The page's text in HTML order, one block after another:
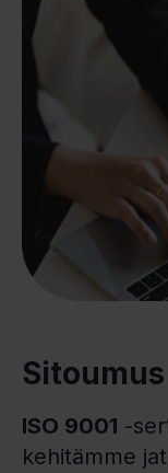
ISO 9001 -
kehitämme